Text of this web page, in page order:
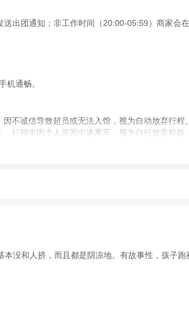
出团通知；非工作时间（20:00-05:59）商家会
机通畅。
不诚信导致超员或无法入馆，视为自动放弃行程。
行程中因个人原因中途离开，视为自行放弃权益
。若超时未联系，请拨打确认短信中的紧急联系
没和人挤，而且都是阴凉地。有故事性，孩子